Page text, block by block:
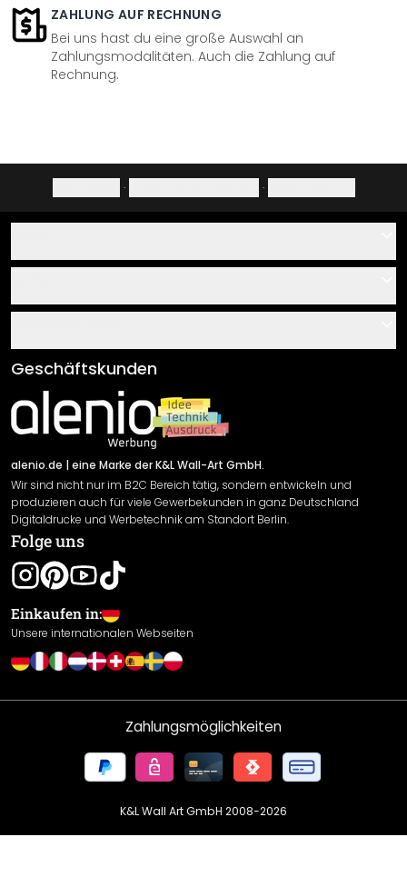
ZAHLUNG AUF RECHNUNG
Bei uns hast du eine große Auswahl an
Zahlungsmodalitäten. Auch die Zahlung auf
Rechnung.
· ·
Über uns
Klebe- und Montageanleitungen
Newsletter An-/Abmeldung
Sendungsverfolgung
AGB
Impressum
Versand & Zahlung
Rücksendung
Widerrufsrecht
Datenschutzerklärung
Gewährleistung
Leistungserklärung / CE-Zeichen
Cookie Einstellungen
Geschäftskunden
alenio.de | eine Marke der K&L Wall-Art GmbH.
Wir sind nicht nur im B2C Bereich tätig, sondern entwickeln und
produzieren auch für viele Gewerbekunden in ganz Deutschland
Digitaldrucke und Werbetechnik am Standort Berlin.
Folge uns
Einkaufen in:
Unsere internationalen Webseiten
Zahlungsmöglichkeiten
K&L Wall Art GmbH 2008-2026